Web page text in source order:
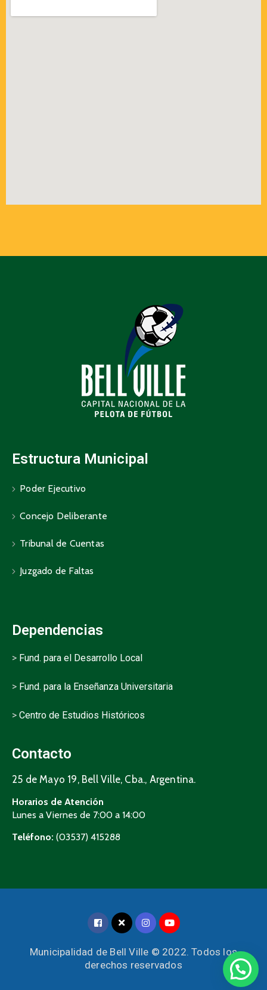
Estructura Municipal
Poder Ejecutivo
Concejo Deliberante
Tribunal de Cuentas
Juzgado de Faltas
Dependencias
> Fund. para el Desarrollo Local
> Fund. para la Enseñanza Universitaria
> Centro de Estudios Históricos
Contacto
25 de Mayo 19, Bell Ville, Cba., Argentina.
Horarios de Atención
Lunes a Viernes de 7:00 a 14:00
Teléfono: (03537) 415288
Municipalidad de Bell Ville © 2022. Todos los
derechos reservados